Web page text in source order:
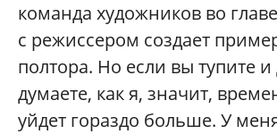
команда художников во главе
с режиссером создает
полтора. Но если вы тупите и
думаете, как я, значит,
уйдет гораздо больше. У